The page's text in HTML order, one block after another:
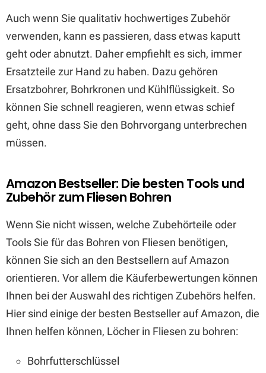
Auch wenn Sie qualitativ hochwertiges Zubehör
verwenden, kann es passieren, dass etwas kaputt
geht oder abnutzt. Daher empfiehlt es sich, immer
Ersatzteile zur Hand zu haben. Dazu gehören
Ersatzbohrer, Bohrkronen und Kühlflüssigkeit. So
können Sie schnell reagieren, wenn etwas schief
geht, ohne dass Sie den Bohrvorgang unterbrechen
müssen.
Amazon Bestseller: Die besten Tools und
Zubehör zum Fliesen Bohren
Wenn Sie nicht wissen, welche Zubehörteile oder
Tools Sie für das Bohren von Fliesen benötigen,
können Sie sich an den Bestsellern auf Amazon
orientieren. Vor allem die Käuferbewertungen können
Ihnen bei der Auswahl des richtigen Zubehörs helfen.
Hier sind einige der besten Bestseller auf Amazon, die
Ihnen helfen können, Löcher in Fliesen zu bohren:
Bohrfutterschlüssel